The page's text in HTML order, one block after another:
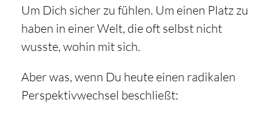
Um Dich sicher zu fühlen. Um einen Platz zu
haben in einer Welt, die oft selbst nicht
wusste, wohin mit sich.
Aber was, wenn Du heute einen radikalen
Perspektivwechsel beschließt: